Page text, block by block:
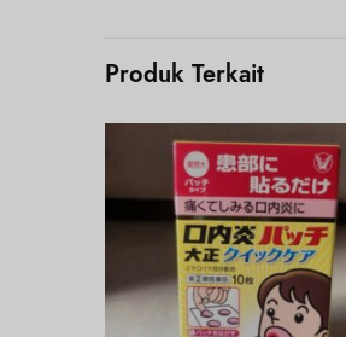
Produk Terkait